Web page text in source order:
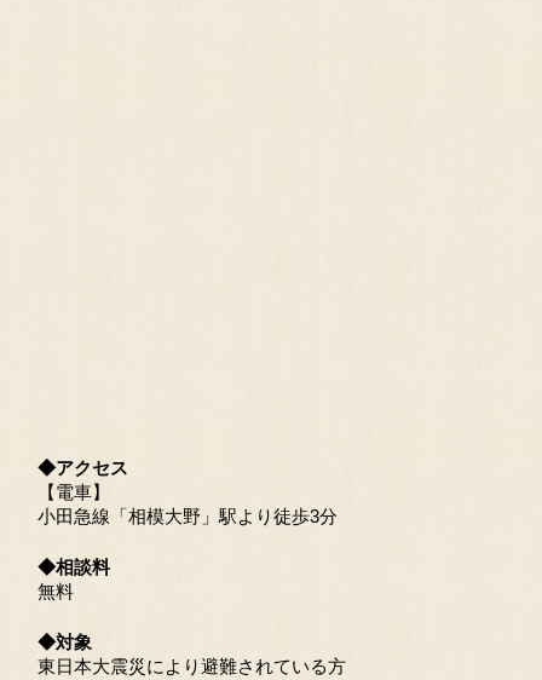
◆アクセス
【電車】
小田急線「相模大野」駅より徒歩3分
◆相談料
無料
◆対象
東日本大震災により避難されている方